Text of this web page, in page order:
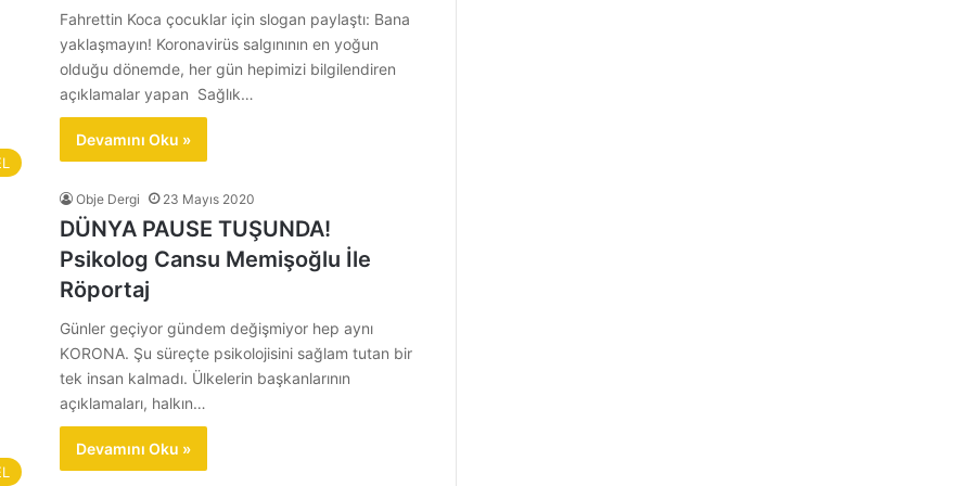
Fahrettin Koca çocuklar için slogan paylaştı: Bana
yaklaşmayın! Koronavirüs salgınının en yoğun
olduğu dönemde, her gün hepimizi bilgilendiren
açıklamalar yapan Sağlık…
Devamını Oku »
Obje Dergi 23 Mayıs 2020
DÜNYA PAUSE TUŞUNDA!
Psikolog Cansu Memişoğlu İle
Röportaj
Günler geçiyor gündem değişmiyor hep aynı
KORONA. Şu süreçte psikolojisini sağlam tutan bir
tek insan kalmadı. Ülkelerin başkanlarının
açıklamaları, halkın…
Devamını Oku »